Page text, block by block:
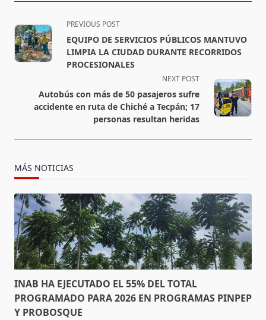
<span
class="nav-
subtitle
screen-
text">Page</span>
PREVIOUS POST
EQUIPO DE SERVICIOS PÚBLICOS MANTUVO
LIMPIA LA CIUDAD DURANTE RECORRIDOS
PROCESIONALES
NEXT POST
Autobús con más de 50 pasajeros sufre
accidente en ruta de Chiché a Tecpán; 17
personas resultan heridas
MÁS NOTICIAS
INAB HA EJECUTADO EL 55% DEL TOTAL
PROGRAMADO PARA 2026 EN PROGRAMAS PINPEP
Y PROBOSQUE